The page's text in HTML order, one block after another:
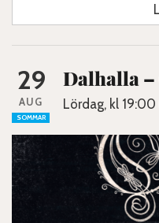
29
AUG
SOMMAR
Dalhalla –
Lördag, kl